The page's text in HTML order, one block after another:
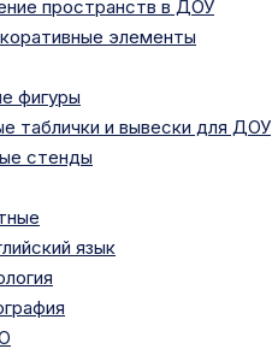
пространств в ДОУ
элементы
фигуры
таблички и вывески для ДОУ
стенды
язык